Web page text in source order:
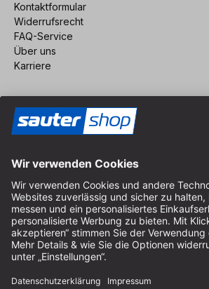
Kontaktformular
Widerrufsrecht
FAQ-Service
Über uns
Karriere
Impressum
AGB
Datenschutz
Cookie-Einstellungen
© 2026 sauter GmbH